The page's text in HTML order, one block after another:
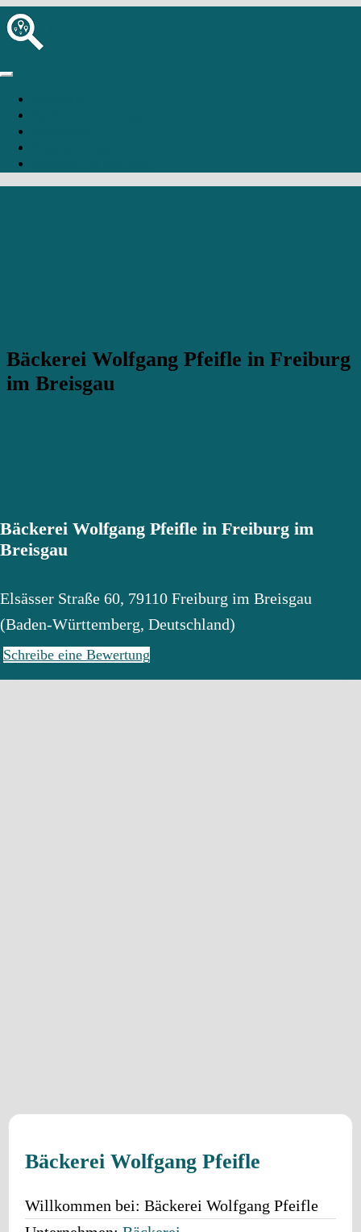
Bäckerei Wolfgang Pfeifle in Freiburg
im Breisgau
Bäckerei Wolfgang Pfeifle in Freiburg im
Breisgau
Elsässer Straße 60, 79110 Freiburg im Breisgau
(Baden-Württemberg, Deutschland)
Schreibe eine Bewertung
Bäckerei Wolfgang Pfeifle
Willkommen bei: Bäckerei Wolfgang Pfeifle